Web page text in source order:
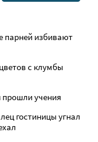
парней избивают
с клумбы
учения
гостиницы угнал